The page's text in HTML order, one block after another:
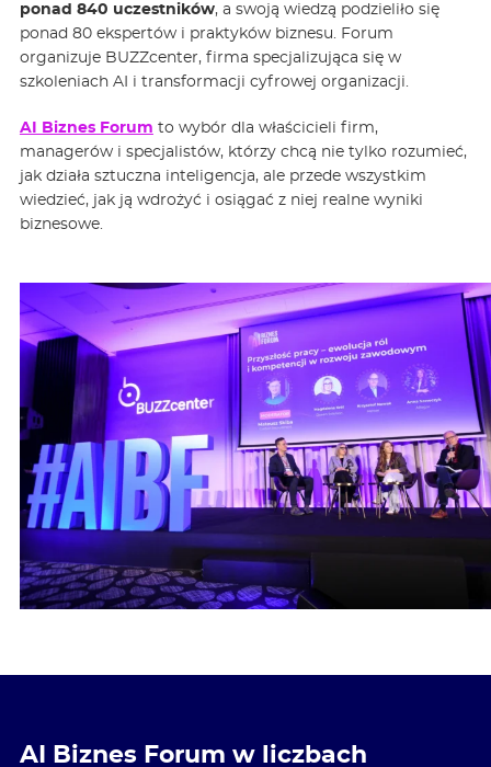
ponad 840 uczestników, a swoją wiedzą podzieliło się
ponad 80 ekspertów i praktyków biznesu. Forum
organizuje BUZZcenter, firma specjalizująca się w
szkoleniach AI i transformacji cyfrowej organizacji.
AI Biznes Forum to wybór dla właścicieli firm,
managerów i specjalistów, którzy chcą nie tylko rozumieć,
jak działa sztuczna inteligencja, ale przede wszystkim
wiedzieć, jak ją wdrożyć i osiągać z niej realne wyniki
biznesowe.
AI Biznes Forum w liczbach